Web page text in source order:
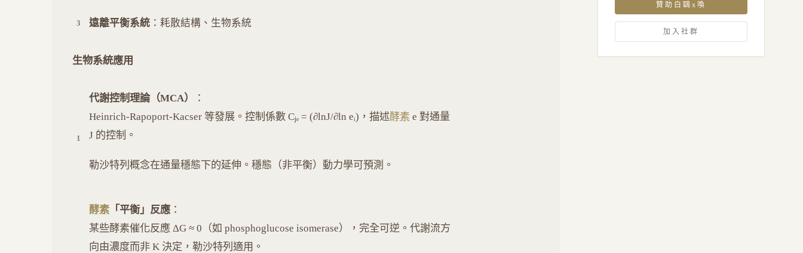
遠離平衡系統 ：耗散結構、生物系統
生物系統應用
代謝控制理論（MCA）
：
Heinrich-Rapoport-Kacser 等發展。控制係數 Cⱼₑ = (∂lnJ/∂ln eᵢ)，描述酵素 e 對通量
J 的控制。
勒沙特列概念在通量穩態下的延伸。穩態（非平衡）動力學可預測。
酵素 「平衡」反應 ：
某些酵素催化反應 ΔG ≈ 0（如 phosphoglucose isomerase），完全可逆。代謝流方
向由濃度而非 K 決定，勒沙特列適用。
贊助白鷗x喚
加入社群